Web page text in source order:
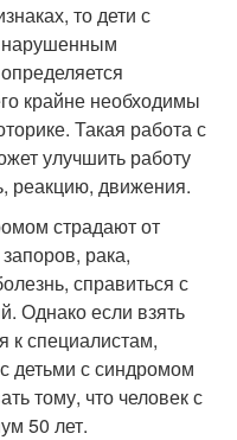
то дети с
крайне необходимы
Такая работа с
улучшить работу
реакцию, движения.
страдают от
рака,
справиться с
Однако если взять
к специалистам,
детьми с синдромом
тому, что человек с
50 лет.